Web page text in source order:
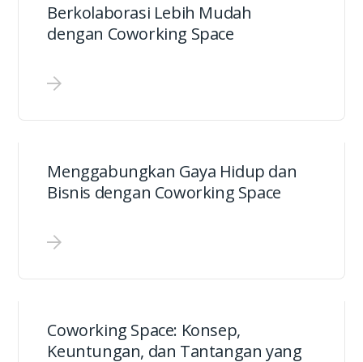
Berkolaborasi Lebih Mudah
dengan Coworking Space
Menggabungkan Gaya Hidup dan
Bisnis dengan Coworking Space
Coworking Space: Konsep,
Keuntungan, dan Tantangan yang